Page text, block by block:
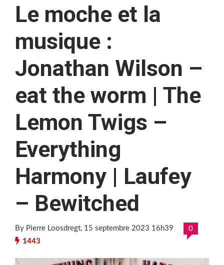
Le moche et la
musique :
Jonathan Wilson –
eat the worm | The
Lemon Twigs –
Everything
Harmony | Laufey
– Bewitched
By Pierre Loosdregt, 15 septembre 2023 16h39
0
1443